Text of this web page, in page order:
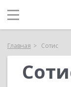
Главная Сотис